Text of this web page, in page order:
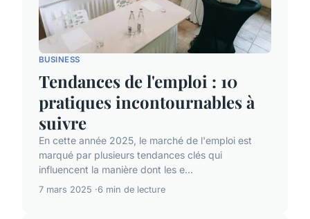
BUSINESS
Tendances de l'emploi : 10
pratiques incontournables à
suivre
En cette année 2025, le marché de l'emploi est
marqué par plusieurs tendances clés qui
influencent la manière dont les e...
7 mars 2025 6 min de lecture